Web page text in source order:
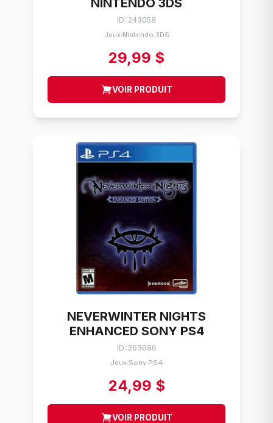
NINTENDO 3DS
ID: 243058
Jeux/Nintendo 3DS
29,99 $
VOIR PRODUIT
NEVERWINTER NIGHTS
ENHANCED SONY PS4
ID: 263696
Jeux/Sony PS4
24,99 $
VOIR PRODUIT